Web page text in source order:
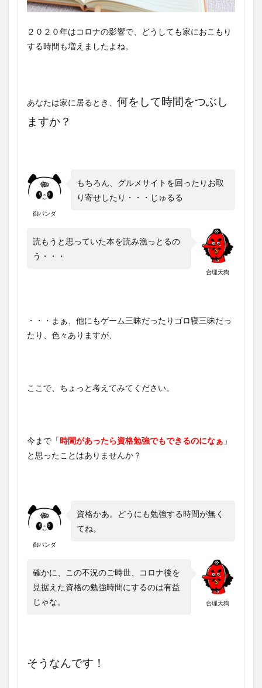
２０２０年はコロナの影響で、どうしても家におこもり
する時間も増えましたよね。
あなたは家に居るとき、 何をして時間をつぶし
ますか？
御パンダ
もちろん、グルメサイトを回ったりお取
り寄せしたり・・・じゅるる
合理天狗
読もうと思っていた本を読み漁っとるの
う・・・
・・・まぁ、他にもゲーム三昧だったりゴロ寝三昧だっ
たり、色々ありますが、
ここで、ちょっと考えてみてください。
今まで「時間があったら資格勉強でもできるのになぁ 」
と思ったことはありませんか？
御パンダ
資格かあ。どうにも勉強する時間が無く
てね。
合理天狗
確かに、この不況のご時世、コロナ後を
見据えた資格の勉強時間にするのは有益
じゃな。
そうなんです！